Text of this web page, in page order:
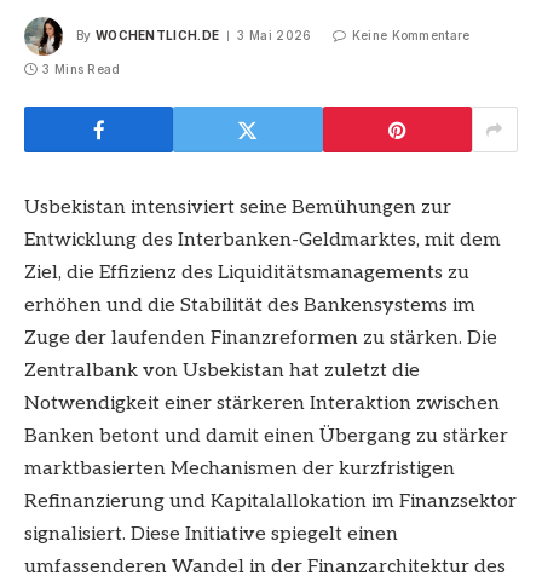
By WOCHENTLICH.DE 3 Mai 2026 Keine Kommentare
3 Mins Read
Usbekistan intensiviert seine Bemühungen zur
Entwicklung des Interbanken-Geldmarktes, mit dem
Ziel, die Effizienz des Liquiditätsmanagements zu
erhöhen und die Stabilität des Bankensystems im
Zuge der laufenden Finanzreformen zu stärken. Die
Zentralbank von Usbekistan hat zuletzt die
Notwendigkeit einer stärkeren Interaktion zwischen
Banken betont und damit einen Übergang zu stärker
marktbasierten Mechanismen der kurzfristigen
Refinanzierung und Kapitalallokation im Finanzsektor
signalisiert. Diese Initiative spiegelt einen
umfassenderen Wandel in der Finanzarchitektur des